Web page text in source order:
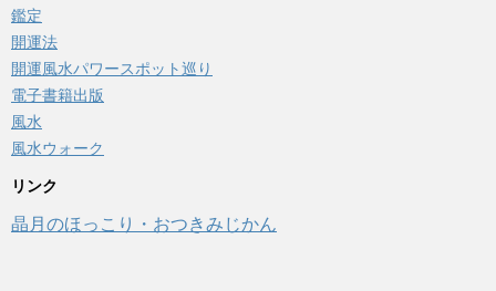
鑑定
開運法
開運風水パワースポット巡り
電子書籍出版
風水
風水ウォーク
リンク
晶月のほっこり・おつきみじかん